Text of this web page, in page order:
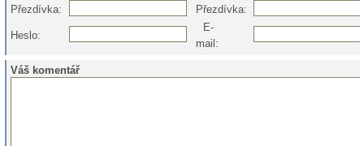
Přezdívka:
Přezdívka:
Heslo:
E-
mail:
Váš komentář